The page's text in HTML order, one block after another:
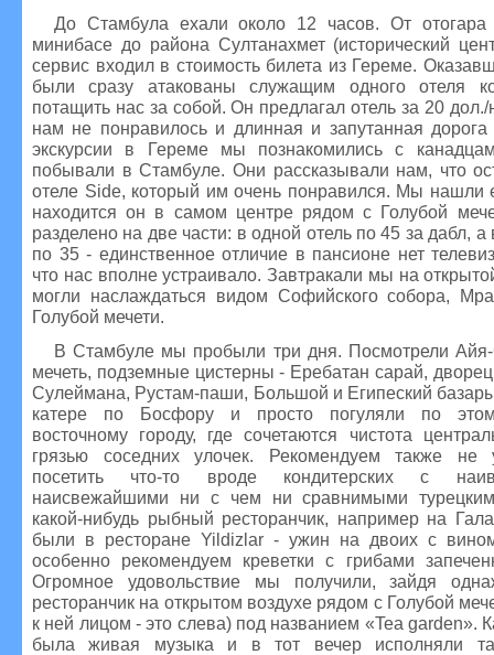
До Стамбула ехали около 12 часов. От
минибасе до района Султанахмет (исторический
сервис входил в стоимость билета из Гереме.
были сразу атакованы служащим одного отеля
потащить нас за собой. Он предлагал отель за 20
нам не понравилось и длинная и запутанная
экскурсии в Гереме мы познакомились с
побывали в Стамбуле. Они рассказывали нам, что
отеле Side, который им очень понравился. Мы нашли
находится он в самом центре рядом с Голубой
разделено на две части: в одной отель по 45 за дабл, а
по 35 - единственное отличие в пансионе нет
что нас вполне устраивало. Завтракали мы на
могли наслаждаться видом Софийского собора,
Голубой мечети.
В Стамбуле мы пробыли три дня. Посмотрели
мечеть, подземные цистерны - Еребатан сарай,
Сулеймана, Рустам-паши, Большой и Египеский
катере по Босфору и просто погуляли по
восточному городу, где сочетаются чистота
грязью соседних улочек. Рекомендуем также не
посетить что-то вроде кондитерских с
наисвежайшими ни с чем ни сравнимыми
какой-нибудь рыбный ресторанчик, например на
были в ресторане Yildizlar - ужин на двоих с
особенно рекомендуем креветки с грибами
Огромное удовольствие мы получили, зайдя
ресторанчик на открытом воздухе рядом с Голубой
к ней лицом - это слева) под названием «Tea garden».
была живая музыка и в тот вечер исполняли